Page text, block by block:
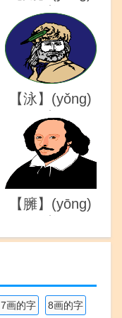
的详解
【泳】(yǒng)
的详解
【臃】(yōng)
7画的字 8画的字